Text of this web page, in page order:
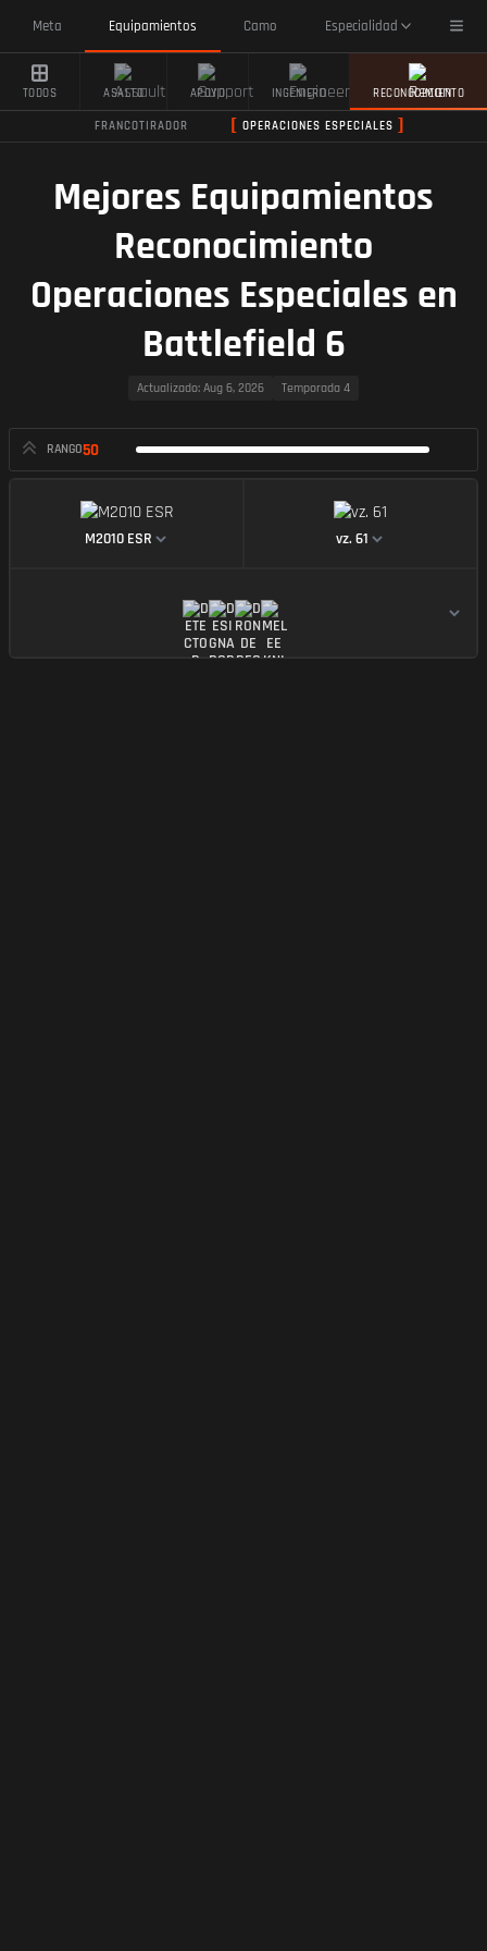
Meta Equipamientos Camo Especialidad
TODOS ASALTO APOYO INGENIERO RECONOCIMIENTO
FRANCOTIRADOR OPERACIONES ESPECIALES
Mejores Equipamientos
Reconocimiento
Operaciones Especiales en
Battlefield 6
Actualizado: Aug 6, 2026 Temporada 4
RANGO50
https://img.battlefieldmeta.gg/m2010-
M2010 ESR
https://
vz. 61